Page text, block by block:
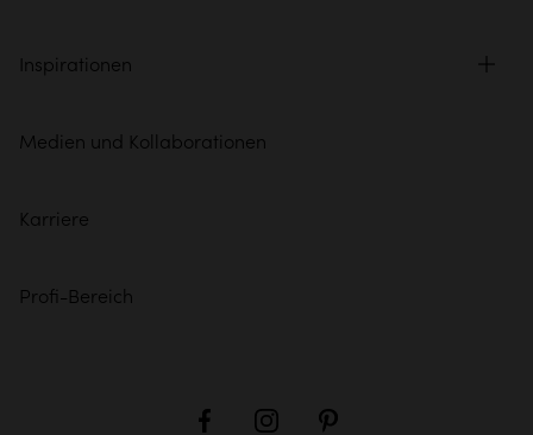
Inspirationen
Medien und Kollaborationen
Karriere
Profi-Bereich